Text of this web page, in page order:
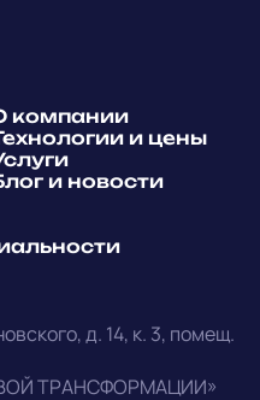
tech.ru
д. 14, к. 3, помещ.
ТРАНСФОРМАЦИИ»
компании
и цены
и новости
WhatsApp
Позвонить
каком количестве и как
файл